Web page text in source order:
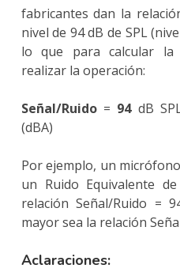
fabricantes dan la
nivel de 94 dB de SPL
lo que para calcular la
realizar la operación:
Señal/Ruido= 94dB
(dBA)
Por ejemplo, un
un Ruido Equivalente
relación Señal/Ruido =
mayor sea la relación
Aclaraciones: